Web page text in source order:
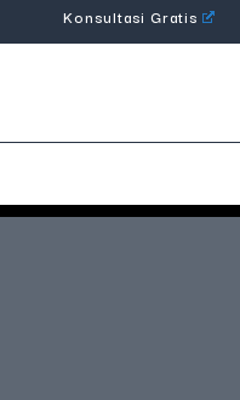
Konsultasi Gratis